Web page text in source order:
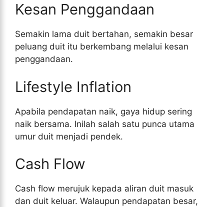
Kesan Penggandaan
Semakin lama duit bertahan, semakin besar
peluang duit itu berkembang melalui kesan
penggandaan.
Lifestyle Inflation
Apabila pendapatan naik, gaya hidup sering
naik bersama. Inilah salah satu punca utama
umur duit menjadi pendek.
Cash Flow
Cash flow merujuk kepada aliran duit masuk
dan duit keluar. Walaupun pendapatan besar,